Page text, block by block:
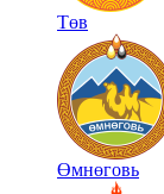
Төв
Өмнөговь